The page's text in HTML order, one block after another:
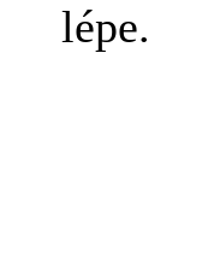
lépe.